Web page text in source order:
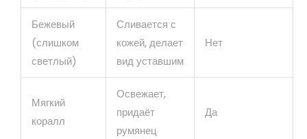
Бежевый
(слишком
светлый)
Сливается с
кожей, делает
вид уставшим
Нет
Мягкий
коралл
Освежает,
придаёт
румянец
Да